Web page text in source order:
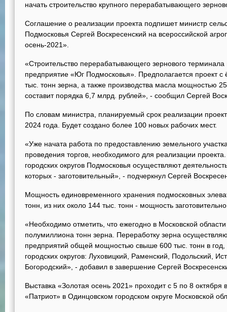
начать строительство крупного перерабатывающего
Соглашение о реализации проекта подпишет министр
Подмосковья Сергей Воскресенский на всероссийской
осень-2021».
«Строительство перерабатывающего зернового
предприятие «Юг Подмосковья». Предполагается проект
тыс. тонн зерна, а также производства масла мощностью
составит порядка 6,7 млрд. рублей», - сообщил Сергей
По словам министра, планируемый срок реализации
2024 года. Будет создано более 100 новых рабочих мест.
«Уже начата работа по предоставлению земельного
проведения торгов, необходимого для реализации
городских округов Подмосковья осуществляют
которых - заготовительный», - подчеркнул Сергей
Мощность единовременного хранения подмосковных
тонн, из них около 144 тыс. тонн - мощность
«Необходимо отметить, что ежегодно в Московской
полумиллиона тонн зерна. Переработку зерна
предприятий общей мощностью свыше 600 тыс. тонн в
городских округов: Луховицкий, Раменский, Подольский,
Богородский», - добавил в завершение Сергей
Выставка «Золотая осень 2021» проходит с 5 по 8 октября
«Патриот» в Одинцовском городском округе Московской